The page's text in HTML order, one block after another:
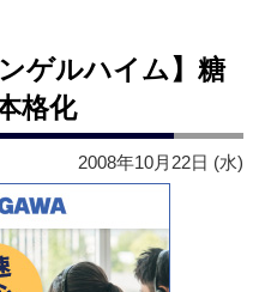
ゲルハイム】糖
格化
2008年10月22日 (水)